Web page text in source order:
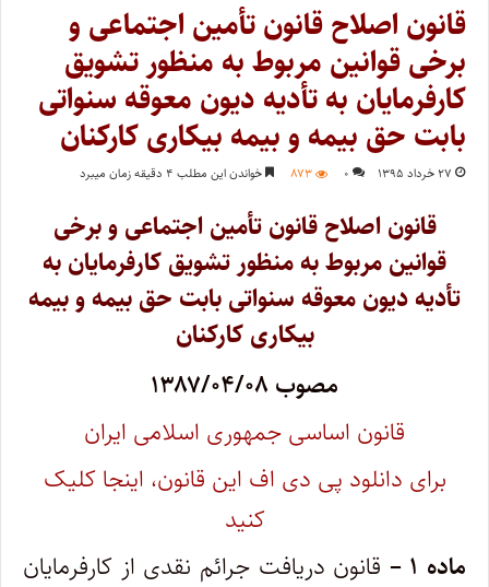
قانون اصلاح قانون تأمین اجتماعی و
برخی قوانین مربوط به منظور تشویق
کارفرمایان به تأدیه دیون معوقه سنواتی
بابت حق بیمه و بیمه بیکاری کارکنان
۲۷ خرداد ۱۳۹۵ ۰ ۸۷۳ خواندن این مطلب ۴ دقیقه زمان میبرد
قانون اصلاح قانون تأمین اجتماعی و برخی
قوانین مربوط به منظور تشویق کارفرمایان به
تأدیه دیون معوقه سنواتی بابت حق بیمه و بیمه
بیکاری کارکنان
مصوب ۱۳۸۷/۰۴/۰۸
قانون اساسی جمهوری اسلامی ایران
برای دانلود پی دی اف این قانون، اینجا کلیک
کنید
ماده ۱ –
قانون دریافت جرائم نقدی از کارفرمایان